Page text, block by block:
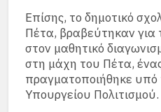
Επίσης, το δημοτικό
Πέτα, βραβεύτηκαν για
στον μαθητικό
στη μάχη του Πέτα,
πραγματοποιήθηκε υπό
Υπουργείου Πολιτισμού.